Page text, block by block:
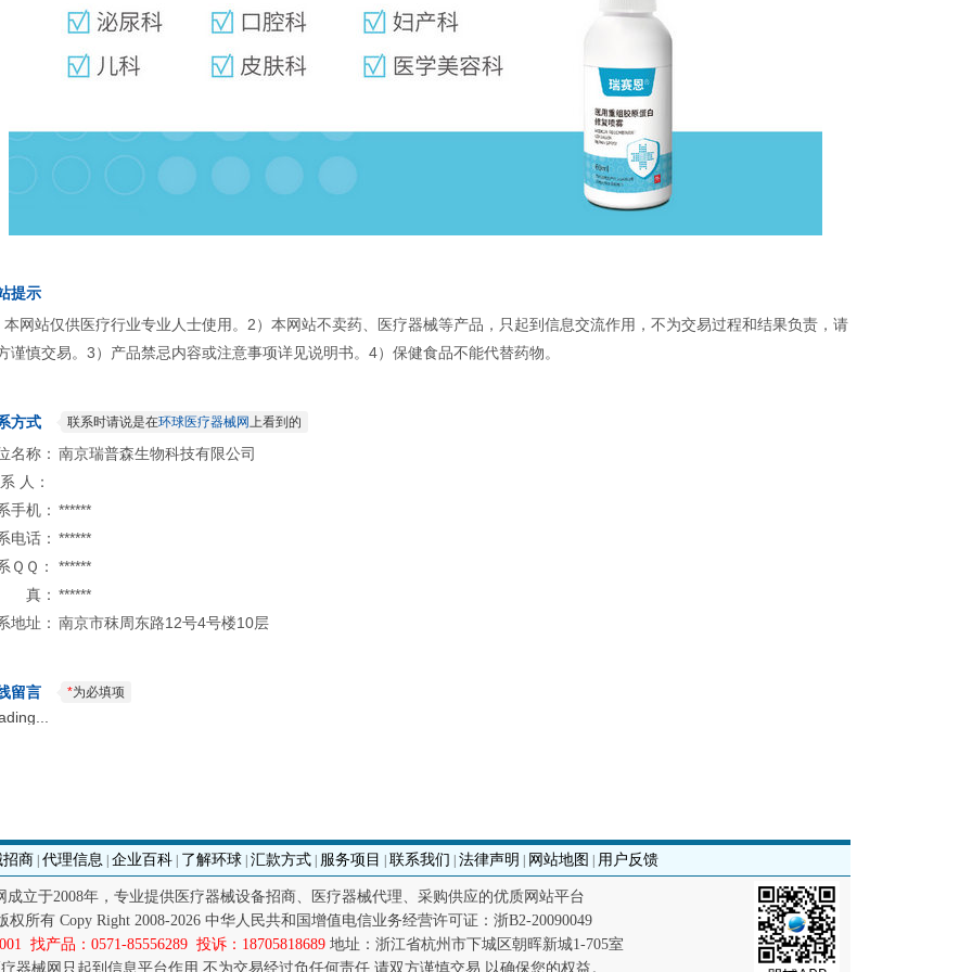
提示
本网站仅供医疗行业专业人士使用。2）本网站不卖药、医疗器械等产品，只起到信息交流作用，不为交易过程和结果负责，请
谨慎交易。3）产品禁忌内容或注意事项详见说明书。4）保健食品不能代替药物。
方式 联系时请说是在环球医疗器械网上看到的
名称： 南京瑞普森生物科技有限公司
人：
手机： ******
电话： ******
ＱＱ：
******
真： ******
地址： 南京市秣周东路12号4号楼10层
留言 *为必填项
招商 代理信息 企业百科 了解环球 汇款方式 服务项目 联系我们 法律声明 网站地图 用户反馈
成立于2008年，专业提供医疗器械设备招商、医疗器械代理、采购供应的优质网站平台
权所有 Copy Right 2008-2026 中华人民共和国增值电信业务经营许可证：浙B2-20090049
找产品：0571-85556289 投诉：18705818689 地址：浙江省杭州市下城区朝晖新城1-705室
器械网只起到信息平台作用,不为交易经过负任何责任,请双方谨慎交易,以确保您的权益。